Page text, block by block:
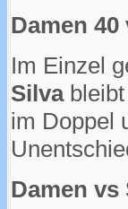
Damen
Im Einzel
Silvableibt
im Doppel
Damen